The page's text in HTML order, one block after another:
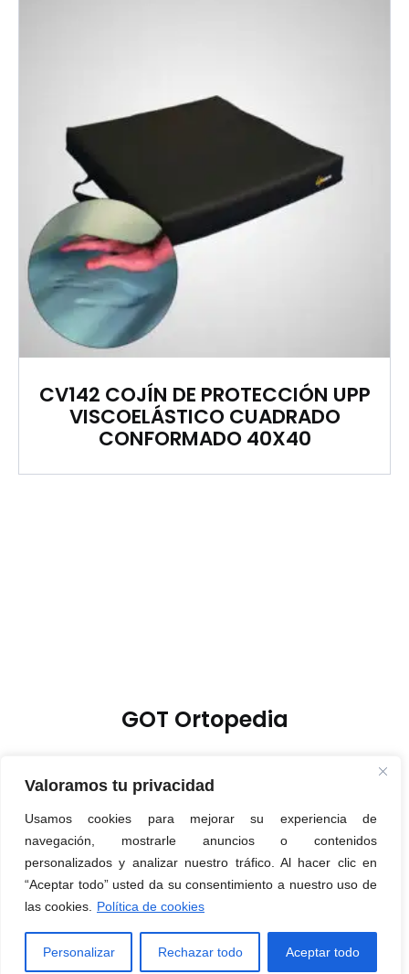
Valoramos tu privacidad
Usamos cookies para mejorar su experiencia de
navegación, mostrarle anuncios o contenidos
personalizados y analizar nuestro tráfico. Al hacer clic en
“Aceptar todo” usted da su consentimiento a nuestro uso de
las cookies.
Política de cookies
Personalizar Rechazar todo Aceptar todo
CV142 COJÍN DE PROTECCIÓN UPP
VISCOELÁSTICO CUADRADO
CONFORMADO 40X40
GOT Ortopedia
Política de Privacidad
Política de Cookies
Aviso Legal
© 2026 GOT Ortopedia. Created for free using WordPress and
Kubio